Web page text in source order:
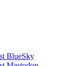
BlueSky